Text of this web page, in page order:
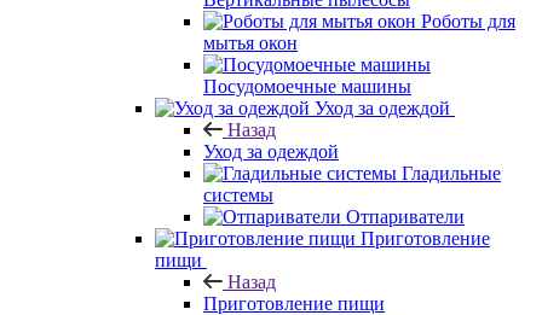
Роботы для
мытья окон
Посудомоечные машины
Уход за одеждой
Назад
Уход за одеждой
Гладильные
системы
Отпариватели
Приготовление
пищи
Назад
Приготовление пищи